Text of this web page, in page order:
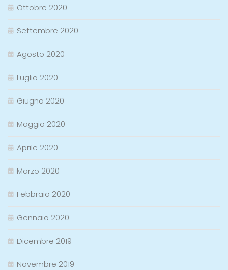
Ottobre 2020
Settembre 2020
Agosto 2020
Luglio 2020
Giugno 2020
Maggio 2020
Aprile 2020
Marzo 2020
Febbraio 2020
Gennaio 2020
Dicembre 2019
Novembre 2019